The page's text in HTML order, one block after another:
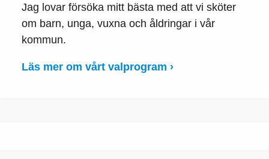
Jag lovar försöka mitt bästa med att vi sköter
om barn, unga, vuxna och åldringar i vår
kommun.
Läs mer om vårt valprogram ›